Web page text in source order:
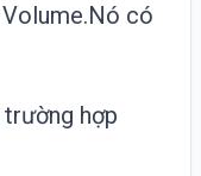
có
hợp